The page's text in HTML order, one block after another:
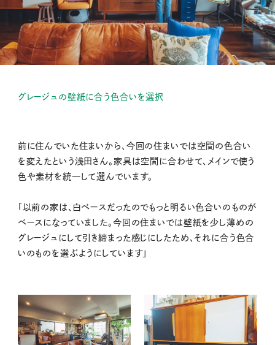
グレージュの壁紙に合う色合いを選択
前に住んでいた住まいから、今回の住まいでは空間の色合い
を変えたという浅田さん。家具は空間に合わせて、メインで使う
色や素材を統一して選んでいます。
「以前の家は、白ベースだったのでもっと明るい色合いのものが
ベースになっていました。今回の住まいでは壁紙を少し薄めの
グレージュにして引き締まった感じにしたため、それに合う色合
いのものを選ぶようにしています」